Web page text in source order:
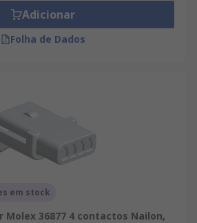
Adicionar
Folha de Dados
em stock
Molex 36877 4 contactos Nailon,